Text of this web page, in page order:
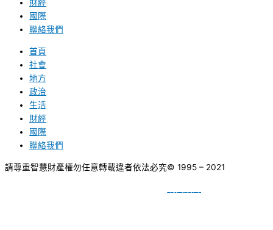
財經
國際
聯絡我們
首頁
社會
地方
政治
生活
財經
國際
聯絡我們
請尊重智慧財產權勿任意轉載違者依法必究© 1995 – 2021